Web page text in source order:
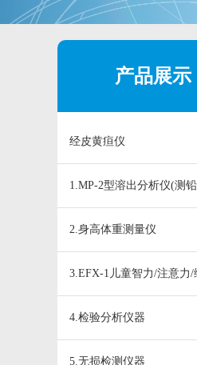
产品展示
经皮黄疸仪
1.MP-2型溶出分析仪(测
铜)
2.身高体重测量仪
3.EFX-1儿童智力/注意力/
测试仪
4.检验分析仪器
5.无损检测仪器